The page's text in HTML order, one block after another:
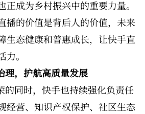
成为乡村振兴中的重要力量。
播的价值是背后人的价值，未来
生态健康和普惠成长，让快手直
。
理，护航高质量发展
的同时，快手也持续强化负责任
经营、知识产权保护、社区生态